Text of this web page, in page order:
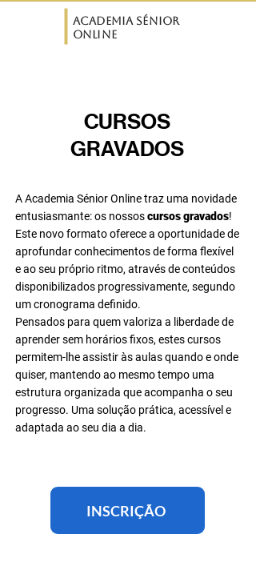
Academia Sénior
Online
CURSOS
GRAVADOS
A Academia Sénior Online traz uma novidade
entusiasmante: os nossoscursos gravados!
Este novo formato oferece a oportunidade de
aprofundar conhecimentos de forma flexível
e ao seu próprio ritmo, através de conteúdos
disponibilizados progressivamente, segundo
um cronograma definido.
Pensados para quem valoriza a liberdade de
aprender sem horários fixos, estes cursos
permitem-lhe assistir às aulas quando e onde
quiser, mantendo ao mesmo tempo uma
estrutura organizada que acompanha o seu
progresso. Uma solução prática, acessível e
adaptada ao seu dia a dia.
INSCRIÇÃO